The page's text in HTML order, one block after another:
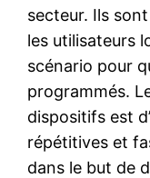
secteur. Ils
les utilisateurs
scénario pour
programmés.
dispositifs est
répétitives et
dans le but de